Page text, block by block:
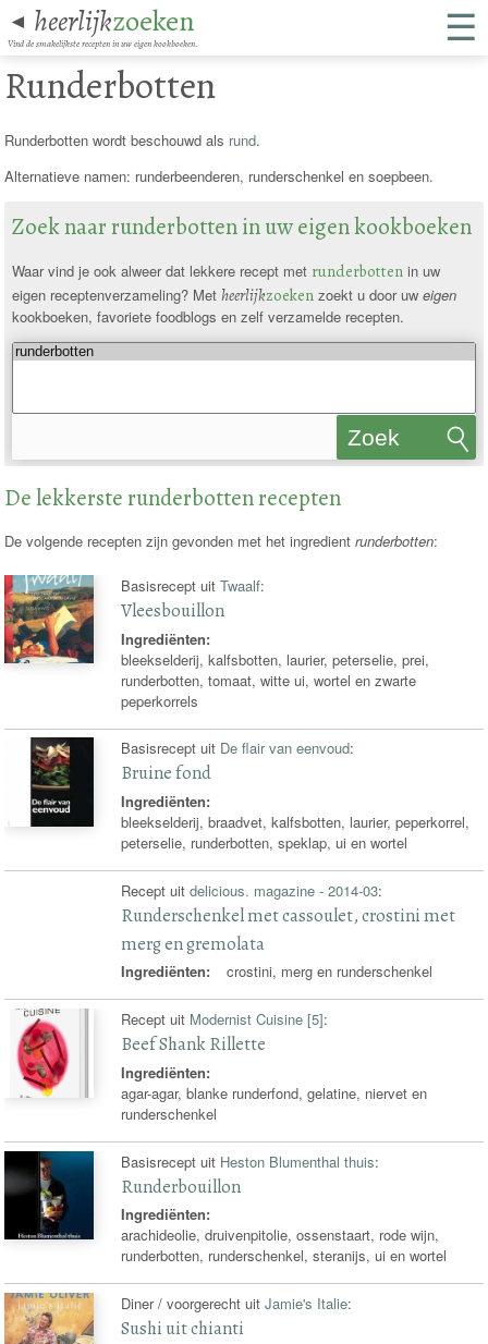
◄ heerlijkzoeken
Vind de smakelijkste recepten in uw eigen kookboeken. ☰
Runderbotten
Runderbotten wordt beschouwd als rund.
Alternatieve namen: runderbeenderen, runderschenkel en soepbeen.
Zoek naar runderbotten in uw eigen kookboeken
Waar vind je ook alweer dat lekkere recept met runderbotten in uw
eigen receptenverzameling? Met heerlijkzoeken zoekt u door uw eigen
kookboeken, favoriete foodblogs en zelf verzamelde recepten.
Zoek
De lekkerste runderbotten recepten
De volgende recepten zijn gevonden met het ingredientrunderbotten:
Basisrecept uitTwaalf:
Vleesbouillon
Ingrediënten:
bleekselderij, kalfsbotten, laurier, peterselie, prei,
runderbotten, tomaat, witte ui, wortel en zwarte
peperkorrels
Basisrecept uit De flair van eenvoud:
Bruine fond
Ingrediënten:
bleekselderij, braadvet, kalfsbotten, laurier, peperkorrel,
peterselie, runderbotten, speklap, ui en wortel
Recept uitdelicious. magazine - 2014-03:
Runderschenkel met cassoulet, crostini met
merg en gremolata
Ingrediënten: crostini, merg en runderschenkel
Recept uit Modernist Cuisine [5]:
Beef Shank Rillette
Ingrediënten:
agar-agar, blanke runderfond, gelatine, niervet en
runderschenkel
Basisrecept uit Heston Blumenthal thuis:
Runderbouillon
Ingrediënten:
arachideolie, druivenpitolie, ossenstaart, rode wijn,
runderbotten, runderschenkel, steranijs, ui en wortel
Diner / voorgerecht uitJamie's Italie:
Sushi uit chianti